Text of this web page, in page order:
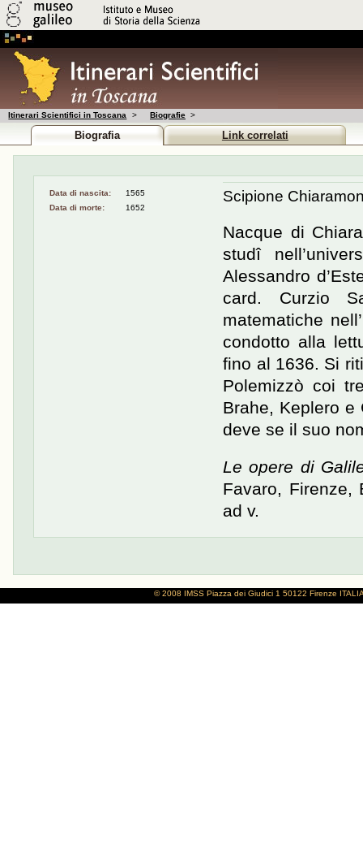
Itinerari Scientifici in Toscana > Biografie >
Biografia Link correlati
Data di nascita:
1565
Data di morte:
1652
Scipione
Nacque di
studî
Alessandro
card. Curzio
matematiche
condotto alla
fino al 1636. Si
Polemizzò coi
Brahe, Keplero e
deve se il suo
Le opere di
Favaro, Firenze,
ad v.
© 2008 IMSS Piazza dei Giudici 1 50122 Firenze